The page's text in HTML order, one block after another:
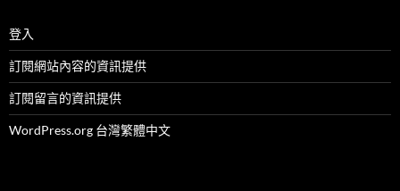
登入
訂閱網站內容的資訊提供
訂閱留言的資訊提供
WordPress.org 台灣繁體中文